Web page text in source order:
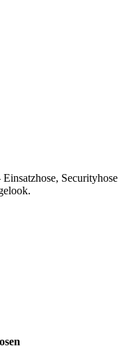
Securityhose